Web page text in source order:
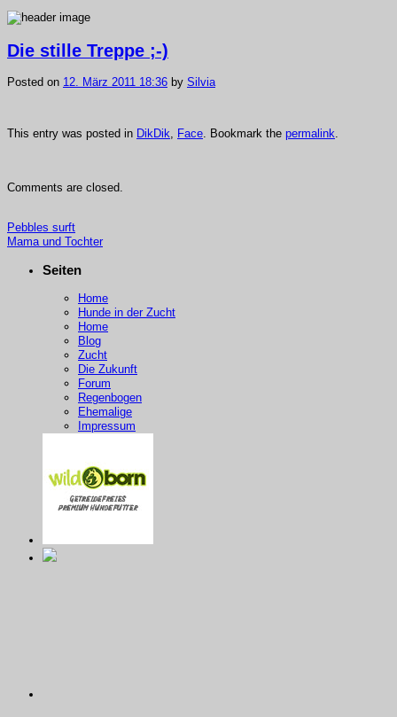
Die stille Treppe ;-)
Posted on 12. März 2011 18:36 by Silvia
This entry was posted in DikDik Face . Bookmark the permalink
Comments are closed.
Pebbles surft
Mama und Tochter
Seiten
Home
Hunde in der Zucht
Home
Blog
Zucht
Die Zukunft
Forum
Regenbogen
Ehemalige
Impressum